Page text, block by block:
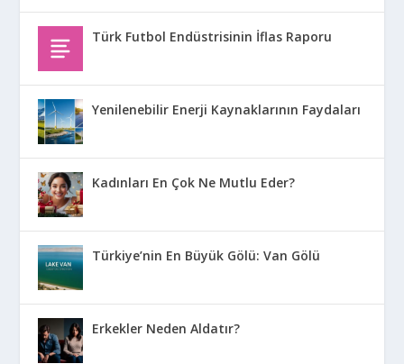
Türk Futbol Endüstrisinin İflas Raporu
Yenilenebilir Enerji Kaynaklarının Faydaları
Kadınları En Çok Ne Mutlu Eder?
Türkiye’nin En Büyük Gölü: Van Gölü
Erkekler Neden Aldatır?